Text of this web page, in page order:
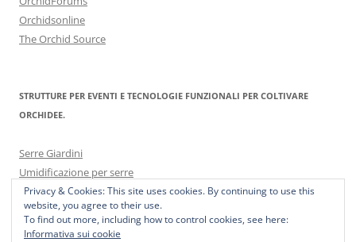
Orchidsonline
The Orchid Source
STRUTTURE PER EVENTI E TECNOLOGIE FUNZIONALI PER COLTIVARE
ORCHIDEE.
Serre Giardini
Umidificazione per serre
Privacy & Cookies: This site uses cookies. By continuing to use this
website, you agree to their use.
To find out more, including how to control cookies, see here:
Informativa sui cookie